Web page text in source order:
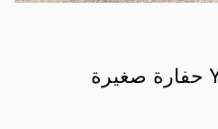
2025 Yanmar SV22 حفارة صغيرة